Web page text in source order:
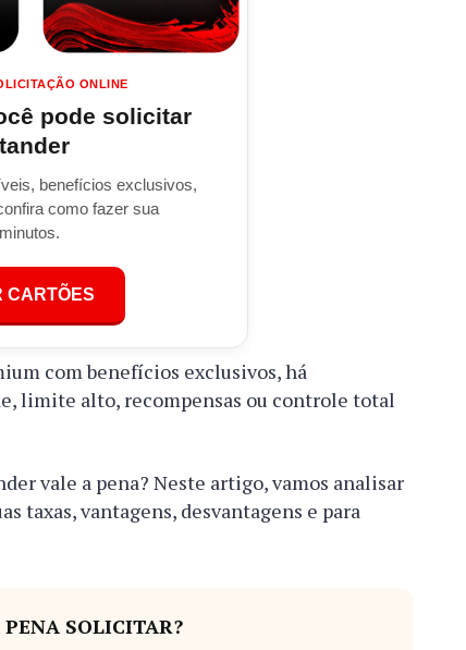
ONLINE
pode solicitar
benefícios exclusivos,
como fazer sua
CARTÕES
com benefícios exclusivos, há
limite alto, recompensas ou controle total
vale a pena? Neste artigo, vamos analisar
taxas, vantagens, desvantagens e para
SOLICITAR?